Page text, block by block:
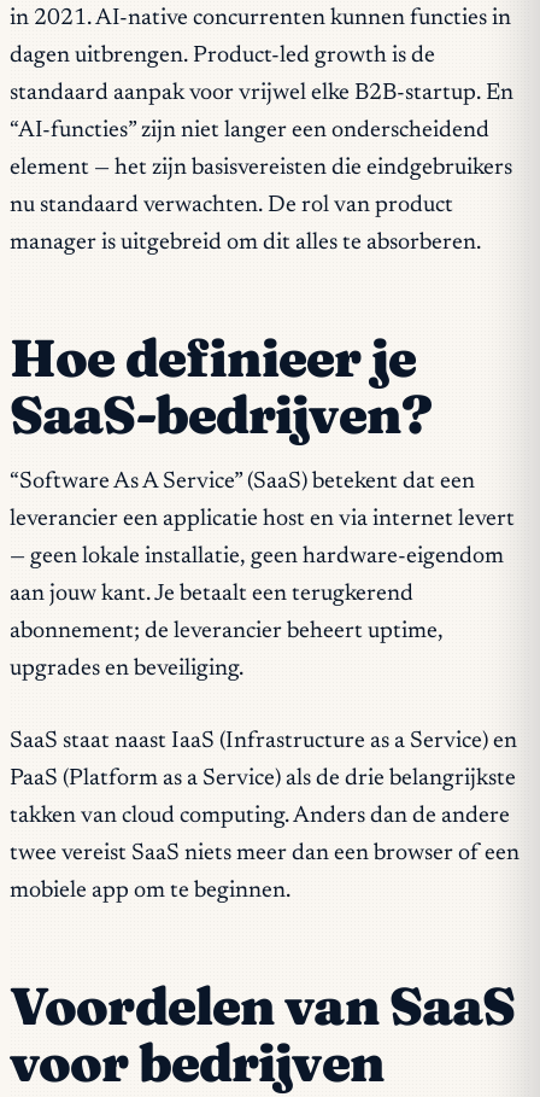
in 2021. AI-native concurrenten kunnen functies in
dagen uitbrengen. Product-led growth is de
standaard aanpak voor vrijwel elke B2B-startup. En
“AI-functies” zijn niet langer een onderscheidend
element — het zijn basisvereisten die eindgebruikers
nu standaard verwachten. De rol van product
manager is uitgebreid om dit alles te absorberen.
Hoe definieer je
SaaS-bedrijven?
“Software As A Service” (SaaS) betekent dat een
leverancier een applicatie host en via internet levert
— geen lokale installatie, geen hardware-eigendom
aan jouw kant. Je betaalt een terugkerend
abonnement; de leverancier beheert uptime,
upgrades en beveiliging.
SaaS staat naast IaaS (Infrastructure as a Service) en
PaaS (Platform as a Service) als de drie belangrijkste
takken van cloud computing. Anders dan de andere
twee vereist SaaS niets meer dan een browser of een
mobiele app om te beginnen.
Voordelen van SaaS
voor bedrijven